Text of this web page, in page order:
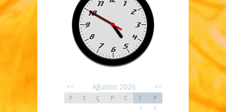
<< Ağustos 2026 >>
P S Ç P C C P
1
2